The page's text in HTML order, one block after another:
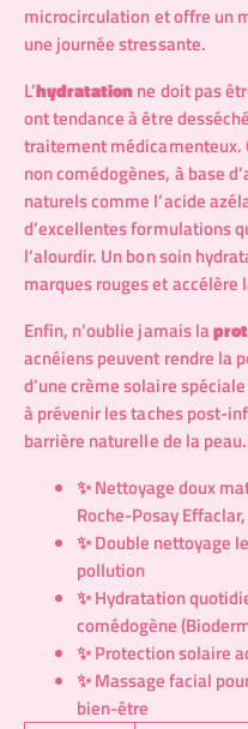
microcirculation et offre un
une journée stressante.
L’hydratationne doit pas
ont tendance à être
traitement médicamenteux.
non comédogènes, à base
naturels comme l’acide
d’excellentes formulations
l’alourdir. Un bon soin
marques rouges et
Enfin, n’oublie jamais la
acnéiens peuvent rendre la
d’une crème solaire
à prévenir les taches post-
barrière naturelle de la peau.
✨ Nettoyage doux
Roche-Posay
✨ Double nettoyage
pollution
✨ Hydratation
comédogène
✨ Protection solaire
✨ Massage facial
bien-être